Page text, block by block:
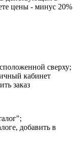
цены - минус 20%
сверху;
кабинет
заказ
добавить в